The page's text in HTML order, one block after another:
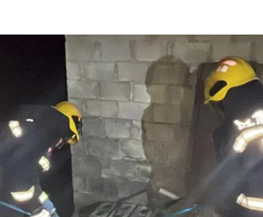
活动
周末去哪儿